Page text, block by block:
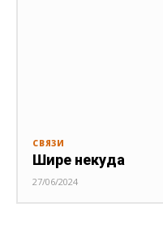
СВЯЗИ
Шире некуда
27/06/2024